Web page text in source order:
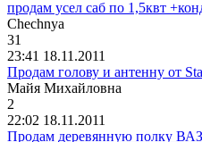
продам усел саб по 1,5квт
Chechnya
31
23:41 18.11.2011
Продам голову и антенну от
Майя Михайловна
2
22:02 18.11.2011
Продам деревянную полку